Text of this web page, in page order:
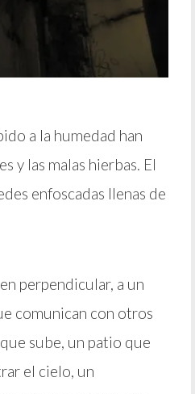
a la humedad han
y las malas hierbas. El
enfoscadas llenas de
perpendicular, a un
comunican con otros
sube, un patio que
el cielo, un